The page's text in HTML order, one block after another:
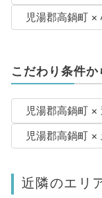
児湯郡高鍋町 ×
こだわり条件か
児湯郡高鍋町 ×
児湯郡高鍋町 ×
近隣のエリ